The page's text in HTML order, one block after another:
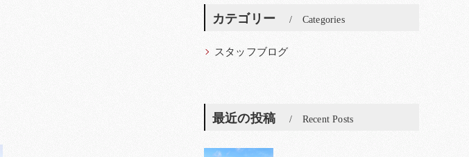
カテゴリー Categories
スタッフブログ
最近の投稿 Recent Posts